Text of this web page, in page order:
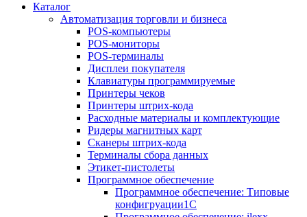
Каталог
Автоматизация торговли и бизнеса
POS-компьютеры
POS-мониторы
POS-терминалы
Дисплеи покупателя
Клавиатуры программируемые
Принтеры чеков
Принтеры штрих-кода
Расходные материалы и комплектующие
Ридеры магнитных карт
Сканеры штрих-кода
Терминалы сбора данных
Этикет-пистолеты
Программное обеспечение
Программное обеспечение: Типовые
конфигруации1С